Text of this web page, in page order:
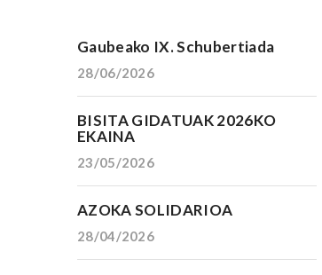
Gaubeako IX. Schubertiada
28/06/2026
BISITA GIDATUAK 2026KO
EKAINA
23/05/2026
AZOKA SOLIDARIOA
28/04/2026